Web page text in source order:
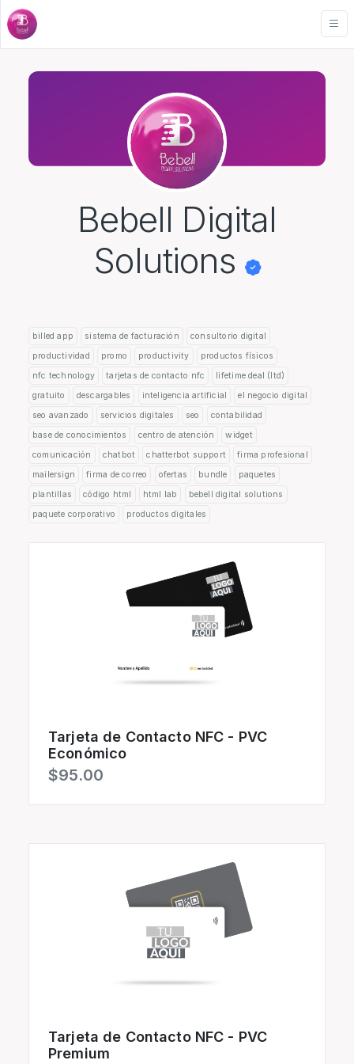
Bebell Digital
Solutions
billed app sistema de facturación
consultorio digital
productividad
promo productivity
productos físicos
nfc technology
tarjetas de contacto nfc
lifetime deal (ltd)
gratuito
descargables inteligencia artificial
el negocio digital
seo avanzado
servicios digitales seo
contabilidad
base de conocimientos
centro de atención
widget
comunicación
chatbot chatterbot support
firma profesional
mailersign
firma de correo ofertas bundle
paquetes
plantillas
código html html lab
bebell digital solutions
paquete corporativo
productos digitales
Tarjeta de Contacto NFC - PVC
Económico
$95.00
Tarjeta de Contacto NFC - PVC
Premium